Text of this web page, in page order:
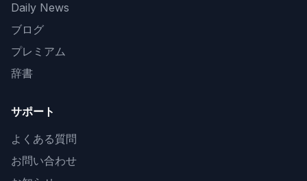
Daily News
ブログ
プレミアム
辞書
サポート
よくある質問
お問い合わせ